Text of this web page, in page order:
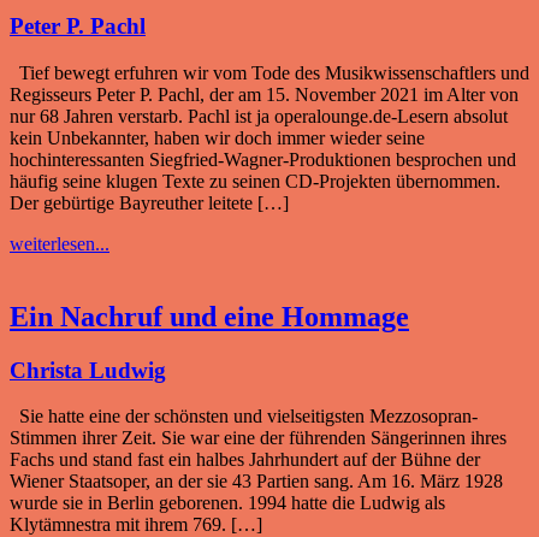
Peter P. Pachl
Tief bewegt erfuhren wir vom Tode des Musikwissenschaftlers und
Regisseurs Peter P. Pachl, der am 15. November 2021 im Alter von
nur 68 Jahren verstarb. Pachl ist ja operalounge.de-Lesern absolut
kein Unbekannter, haben wir doch immer wieder seine
hochinteressanten Siegfried-Wagner-Produktionen besprochen und
häufig seine klugen Texte zu seinen CD-Projekten übernommen.
Der gebürtige Bayreuther leitete […]
weiterlesen...
Ein Nachruf und eine Hommage
Christa Ludwig
Sie hatte eine der schönsten und vielseitigsten Mezzosopran-
Stimmen ihrer Zeit. Sie war eine der führenden Sängerinnen ihres
Fachs und stand fast ein halbes Jahrhundert auf der Bühne der
Wiener Staatsoper, an der sie 43 Partien sang. Am 16. März 1928
wurde sie in Berlin geborenen. 1994 hatte die Ludwig als
Klytämnestra mit ihrem 769. […]